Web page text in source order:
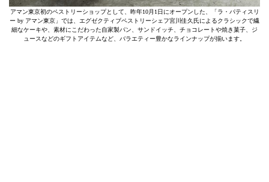
アマン東京初のペストリーショップとして、昨年10月1日にオープンした、「ラ・パティスリ
ー by アマン東京」では、エグゼクティブペストリーシェフ宮川佳久氏によるクラシックで繊
細なケーキや、素材にこだわった自家製パン、サンドイッチ、チョコレートや焼き菓子、ジ
ュースなどのギフトアイテムなど、バラエティー豊かなラインナップが揃います。